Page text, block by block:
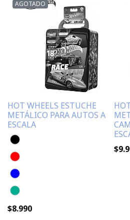
AGOTADO
HOT WHEELS ESTUCHE
METÁLICO PARA AUTOS A
ESCALA
$8.990